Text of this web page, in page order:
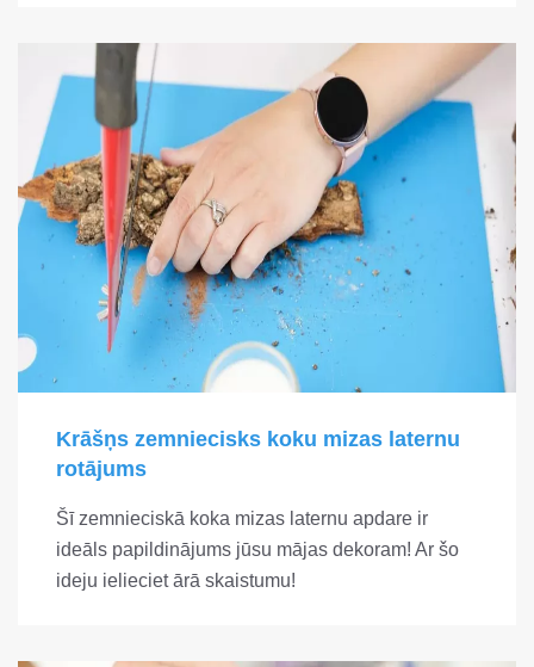
Krāšņs zemniecisks koku mizas laternu
rotājums
Šī zemnieciskā koka mizas laternu apdare ir
ideāls papildinājums jūsu mājas dekoram! Ar šo
ideju ielieciet ārā skaistumu!